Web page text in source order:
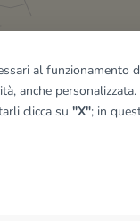
del riquadro
al
anche
clicca su "X"; in